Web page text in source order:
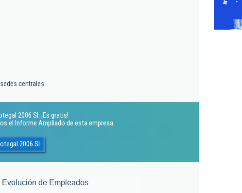
centrales
2006 Sl. ¡Es gratis!
el Informe Ampliado de esta empresa
2006 Sl
Evolución de Empleados